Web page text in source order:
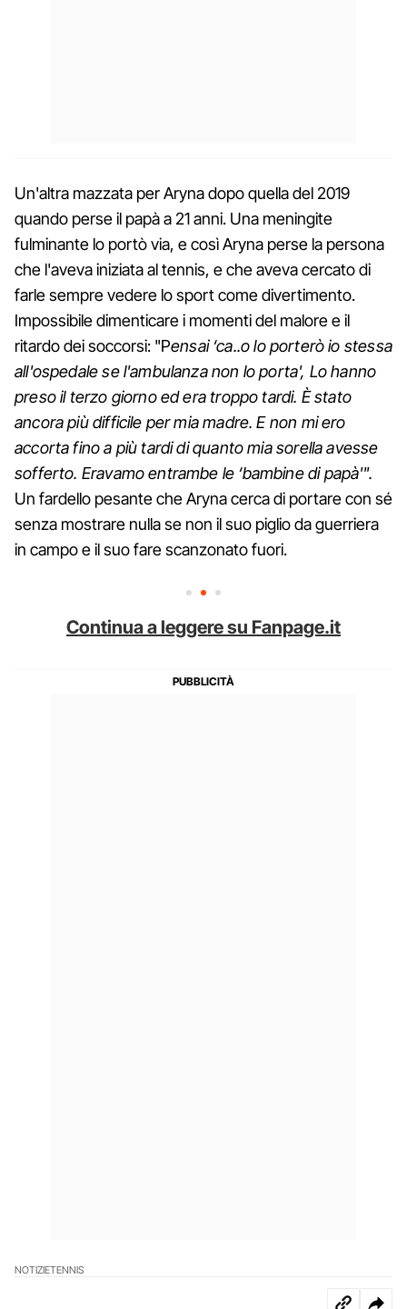
Un'altra mazzata per Aryna dopo quella del 2019
quando perse il papà a 21 anni. Una meningite
fulminante lo portò via, e così Aryna perse la persona
che l'aveva iniziata al tennis, e che aveva cercato di
farle sempre vedere lo sport come divertimento.
Impossibile dimenticare i momenti del malore e il
ritardo dei soccorsi: "Pensai ‘ca..o lo porterò io stessa
all'ospedale se l'ambulanza non lo porta', Lo hanno
preso il terzo giorno ed era troppo tardi. È stato
ancora più difficile per mia madre. E non mi ero
accorta fino a più tardi di quanto mia sorella avesse
sofferto. Eravamo entrambe le ‘bambine di papà'".
Un fardello pesante che Aryna cerca di portare con sé
senza mostrare nulla se non il suo piglio da guerriera
in campo e il suo fare scanzonato fuori.
Continua a leggere su Fanpage.it
NOTIZIETENNIS